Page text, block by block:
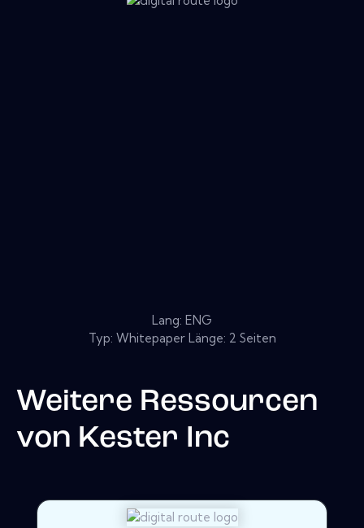
Lang: ENG
Typ: Whitepaper Länge: 2 Seiten
Weitere Ressourcen
von Kester Inc